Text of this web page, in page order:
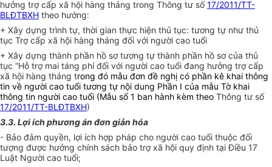
hưởng trợ cấp xã hội hàng tháng trong Thông tư số17/2011/TT-
BLĐTBXH theo hướng:
+ Xây dựng trình tự, thời gian thực hiện thủ tục: tương tự như thủ
tục Trợ cấp xã hội hàng tháng đối với người cao tuổi
+ Xây dựng thành phần hồ sơ tương tự thành phần hồ sơ của thủ
tục “Hỗ trợ mai táng phí đối với người cao tuổi đang hưởng trợ cấp
xã hội hàng tháng trong đó mẫu đơn đề nghị có phần kê khai thông
tin về người cao tuổi tương tự nội dung Phần I của mẫu Tờ khai
thông tin người cao tuổi (Mẫu số 1 ban hành kèm theo Thông tư số
17/2011/TT-BLĐTBXH)
3.3. Lợi ích phương án đơn giản hóa
- Bảo đảm quyền, lợi ích hợp pháp cho người cao tuổi thuộc đối
tượng được hưởng chính sách bảo trợ xã hội quy định tại Điều 17
Luật Người cao tuổi;